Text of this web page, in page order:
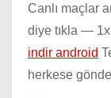
Canlı maçlar
diye tıkla —
indir android
herkese